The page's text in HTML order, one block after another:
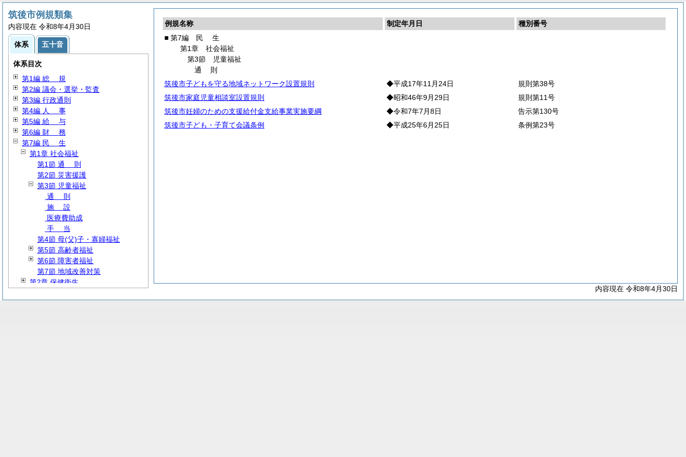
例規名称 制定年月日
種別番号
■ 第7編
民 生
第1章 社会福祉
第3節 児童福祉
通 則
筑後市子どもを守る地域ネットワーク設置規則
◆平成17年11月24日
規則第38号
筑後市家庭児童相談室設置規則
◆昭和46年9月29日
規則第11号
筑後市妊婦のための支援給付金支給事業実施要綱
◆令和7年7月8日
告示第130号
筑後市子ども・子育て会議条例
◆平成25年6月25日 条例第23号
内容現在 令和8年4月30日
筑後市例規類集
内容現在 令和8年4月30日
体系 五十音
体系目次
第1編 総 規
第2編 議会・選挙・監査
第3編 行政通則
第4編 人 事
第5編 給 与
第6編 財 務
第7編 民 生
第1章 社会福祉
第1節 通 則
第2節 災害援護
第3節 児童福祉
通 則
施 設
医療費助成
手 当
第4節 母(父)子・寡婦福祉
第5節 高齢者福祉
第6節 障害者福祉
第7節 地域改善対策
第2章 保健衛生